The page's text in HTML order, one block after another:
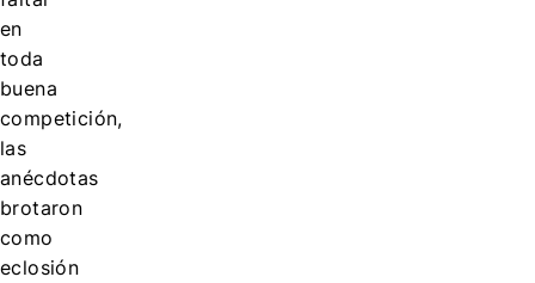
en
toda
buena
competición,
las
anécdotas
brotaron
como
eclosión